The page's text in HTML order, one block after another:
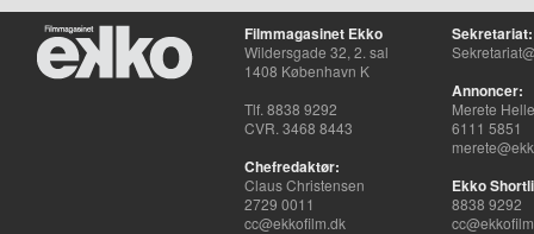
Filmmagasinet Ekko
Wildersgade 32, 2. sal
1408 København K
Tlf. 8838 9292
CVR. 3468 8443
Chefredaktør:
Claus Christensen
2729 0011
cc@ekkofilm.dk
Sekretariat:
Annoncer:
Merete
6111 5851
Ekko
8838 9292